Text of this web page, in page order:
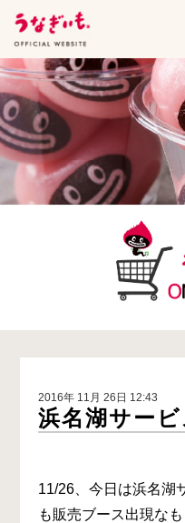
2016年 11月 26日 12:43
浜名湖サービ
11/26、今日は浜名湖
も販売ブース出現なも